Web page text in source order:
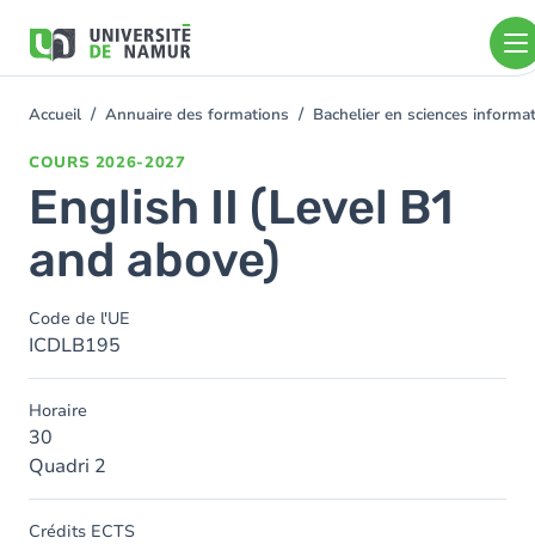
contenu
You
Accueil Annuaire des formations Bachelier en sciences
COURS 2026-2027
English II (Level B1
and above)
Code de l'UE
ICDLB195
Horaire
30
Quadri 2
Crédits ECTS